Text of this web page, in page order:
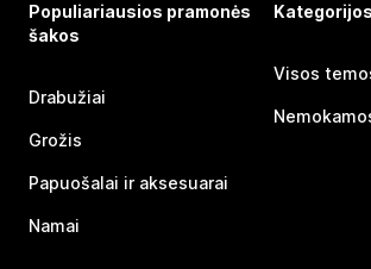
Populiariausios pramonės
šakos
Drabužiai
Grožis
Papuošalai ir aksesuarai
Namai
Kategorijos
Visos